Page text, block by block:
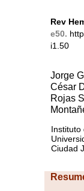
Rev
e50.
i1.50
Jorge
César
Rojas
Instituto
Ciudad